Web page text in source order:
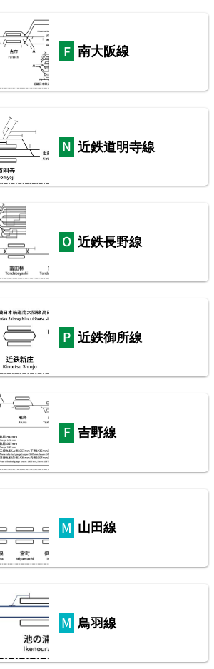
常磐線（上野～いわき）
山手線
東武鉄道伊勢崎線
西武鉄道池袋線
南大阪線
近鉄道明寺線
近鉄長野線
近鉄御所線
吉野線
山田線
鳥羽線